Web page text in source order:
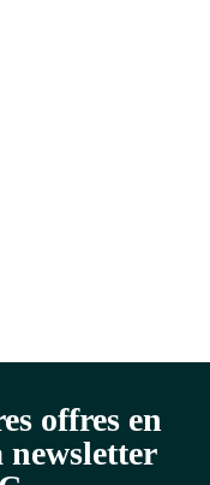
offres en